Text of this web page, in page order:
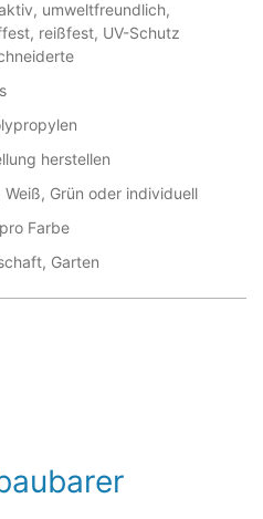
umweltfreundlich,
reißfest, UV-Schutz
herstellen
Weiß, Grün oder individuell
Farbe
Garten